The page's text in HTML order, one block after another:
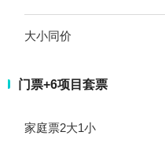
大小同价
门票+6项目套票
家庭票2大1小